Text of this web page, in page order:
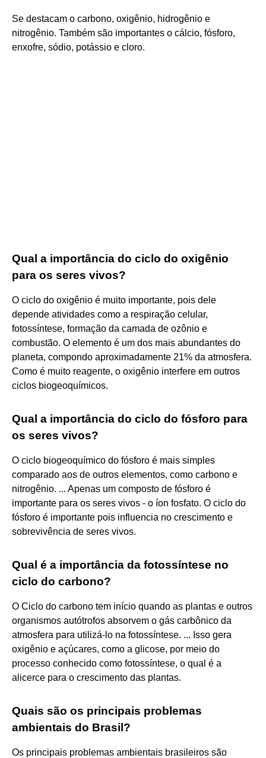
Se destacam o carbono, oxigênio, hidrogênio e
nitrogênio. Também são importantes o cálcio, fósforo,
enxofre, sódio, potássio e cloro.
Qual a importância do ciclo do oxigênio
para os seres vivos?
O ciclo do oxigênio é muito importante, pois dele
depende atividades como a respiração celular,
fotossíntese, formação da camada de ozônio e
combustão. O elemento é um dos mais abundantes do
planeta, compondo aproximadamente 21% da atmosfera.
Como é muito reagente, o oxigênio interfere em outros
ciclos biogeoquímicos.
Qual a importância do ciclo do fósforo para
os seres vivos?
O ciclo biogeoquímico do fósforo é mais simples
comparado aos de outros elementos, como carbono e
nitrogênio. ... Apenas um composto de fósforo é
importante para os seres vivos - o íon fosfato. O ciclo do
fósforo é importante pois influencia no crescimento e
sobrevivência de seres vivos.
Qual é a importância da fotossíntese no
ciclo do carbono?
O Ciclo do carbono tem início quando as plantas e outros
organismos autótrofos absorvem o gás carbônico da
atmosfera para utilizá-lo na fotossíntese. ... Isso gera
oxigênio e açúcares, como a glicose, por meio do
processo conhecido como fotossíntese, o qual é a
alicerce para o crescimento das plantas.
Quais são os principais problemas
ambientais do Brasil?
Os principais problemas ambientais brasileiros são